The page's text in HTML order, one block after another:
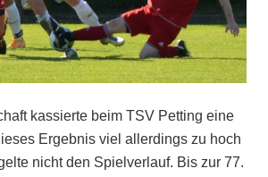
kassierte beim TSV Petting eine
Ergebnis viel allerdings zu hoch
nicht den Spielverlauf. Bis zur 77.